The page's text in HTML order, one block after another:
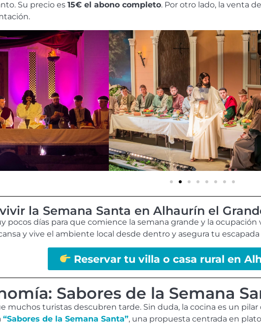
Su precio es 15€ el abono completo. Por otro lado, la venta
la Semana Santa en Alhaurín el
pocos días para que comience la semana grande y la
y vive el ambiente local desde dentro y asegura tu
Reservar tu villa o casa rural en
Sabores de la Semana
muchos turistas descubren tarde. Sin duda, la cocina es un
“Sabores de la Semana Santa”, una propuesta centrada en